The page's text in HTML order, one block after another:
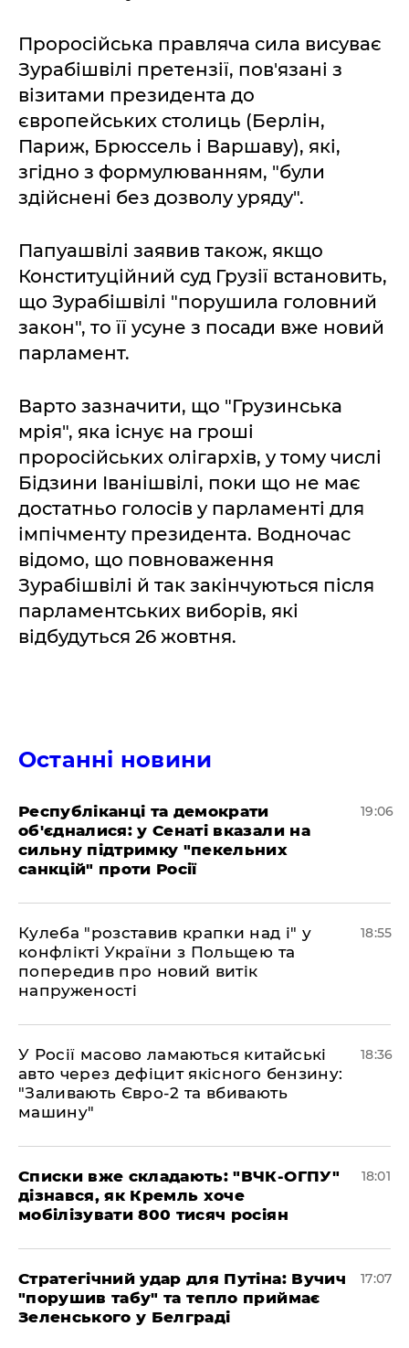
Проросійська правляча сила висуває
Зурабішвілі претензії, пов'язані з
візитами президента до
європейських столиць (Берлін,
Париж, Брюссель і Варшаву), які,
згідно з формулюванням, "були
здійснені без дозволу уряду".
Папуашвілі заявив також, якщо
Конституційний суд Грузії встановить,
що Зурабішвілі "порушила головний
закон", то її усуне з посади вже новий
парламент.
Варто зазначити, що "Грузинська
мрія", яка існує на гроші
проросійських олігархів, у тому числі
Бідзини Іванішвілі, поки що не має
достатньо голосів у парламенті для
імпічменту президента. Водночас
відомо, що повноваження
Зурабішвілі й так закінчуються після
парламентських виборів, які
відбудуться 26 жовтня.
Останні новини
Республіканці та демократи
об'єдналися: у Сенаті вказали на
сильну підтримку "пекельних
санкцій" проти Росії
19:06
Кулеба "розставив крапки над і" у
конфлікті України з Польщею та
попередив про новий витік
напруженості
18:55
У Росії масово ламаються китайські
авто через дефіцит якісного бензину:
"Заливають Євро-2 та вбивають
машину"
18:36
Списки вже складають: "ВЧК-ОГПУ"
дізнався, як Кремль хоче
мобілізувати 800 тисяч росіян
18:01
Стратегічний удар для Путіна: Вучич
"порушив табу" та тепло приймає
Зеленського у Белграді
17:07